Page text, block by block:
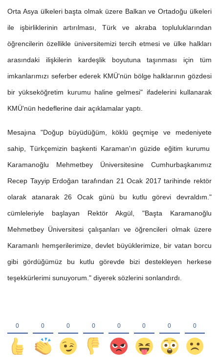
Orta Asya ülkeleri başta olmak üzere Balkan ve Ortadoğu ülkeleri
ile işbirliklerinin artırılması, Türk ve akraba topluluklarından
öğrencilerin özellikle üniversitemizi tercih etmesi ve ülke halkları
arasındaki ilişkilerin kardeşlik boyutuna taşınması için tüm
imkanlarımızı seferber ederek KMÜ'nün bölge halklarının gözdesi
bir yükseköğretim kurumu haline gelmesi" ifadelerini kullanarak
KMÜ'nün hedeflerine dair açıklamalar yaptı.
Mesajına "Doğup büyüdüğüm, köklü geçmişe ve medeniyete
sahip, Türkçemizin başkenti Karaman'ın güzide eğitim kurumu
Karamanoğlu Mehmetbey Üniversitesine Cumhurbaşkanımız
Recep Tayyip Erdoğan tarafından 21 Ocak 2017 tarihinde rektör
olarak atanarak 26 Ocak günü bu kutlu görevi devraldım."
cümleleriyle başlayan Rektör Akgül, "Başta Karamanoğlu
Mehmetbey Üniversitesi çalışanları ve öğrencileri olmak üzere
Karamanlı hemşerilerimize, devlet büyüklerimize, bir vatan borcu
gibi gördüğümüz bu kutlu görevde bizi destekleyen herkese
teşekkürlerimi sunuyorum." diyerek sözlerini sonlandırdı.